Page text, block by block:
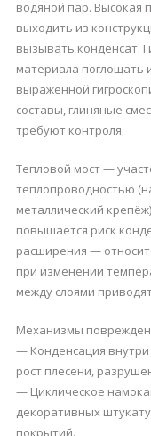
водяной пар. Высокая
выходить из
вызывать конденсат.
материала поглощать
выраженной
составы, глиняные
требуют контроля.
Тепловой мост —
теплопроводностью
металлический
повышается риск
расширения —
при изменении
между слоями
Механизмы
— Конденсация
рост плесени,
— Циклическое
декоративных
покрытий.